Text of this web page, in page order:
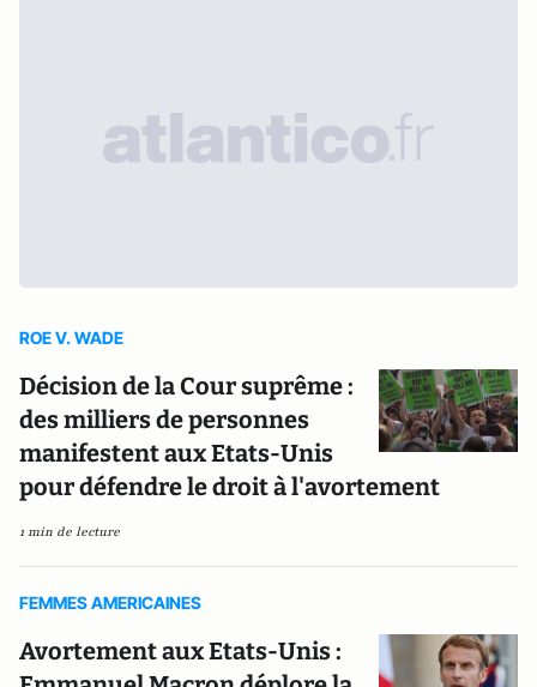
ROE V. WADE
Décision de la Cour suprême :
des milliers de personnes
manifestent aux Etats-Unis
pour défendre le droit à l'avortement
1 min de lecture
FEMMES AMERICAINES
Avortement aux Etats-Unis :